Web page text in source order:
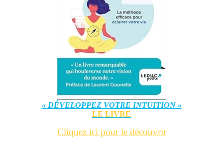
« DÉVELOPPEZ VOTRE INTUITION »
LE LIVRE
Cliquez ici pour le découvrir